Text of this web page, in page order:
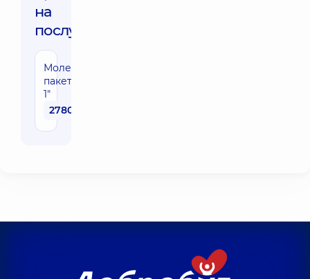
на
послуги:
Молекулярний
пакет "Бур'яни
1"
2780 грн